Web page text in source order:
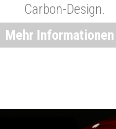
Carbon-Design.
Mehr Informationen